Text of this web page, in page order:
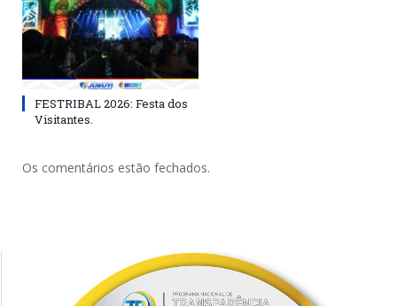
FESTRIBAL 2026: Festa dos
Visitantes.
Os comentários estão fechados.